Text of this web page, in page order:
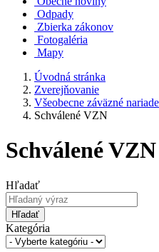
Odpady
Zbierka zákonov
Fotogaléria
Mapy
Úvodná stránka
Zverejňovanie
Všeobecne záväzné
Schválené VZN
Schválené VZN
Hľadať
Hľadať
Kategória